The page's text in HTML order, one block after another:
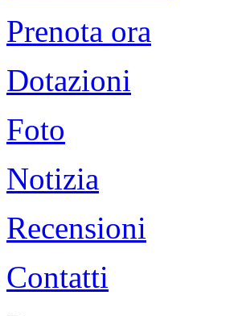
Prenota ora
Dotazioni
Foto
Notizia
Recensioni
Contatti